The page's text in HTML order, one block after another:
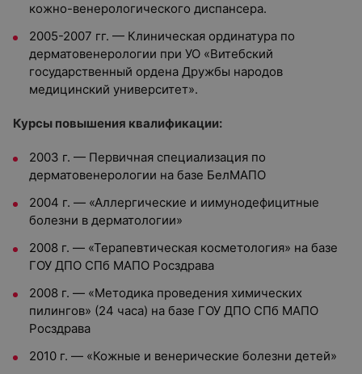
кожно-венерологического диспансера.
2005-2007 гг. — Клиническая ординатура по
дерматовенерологии при УО «Витебский
государственный ордена Дружбы народов
медицинский университет».
Курсы повышения квалификации:
2003 г. — Первичная специализация по
дерматовенерологии на базе БелМАПО
2004 г. — «Аллергические и иимунодефицитные
болезни в дерматологии»
2008 г. — «Терапевтическая косметология» на базе
ГОУ ДПО СПб МАПО Росздрава
2008 г. — «Методика проведения химических
пилингов» (24 часа) на базе ГОУ ДПО СПб МАПО
Росздрава
2010 г. — «Кожные и венерические болезни детей»